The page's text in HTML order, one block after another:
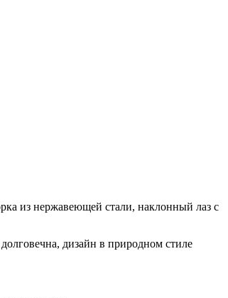
из нержавеющей стали, наклонный лаз с
дизайн в природном стиле